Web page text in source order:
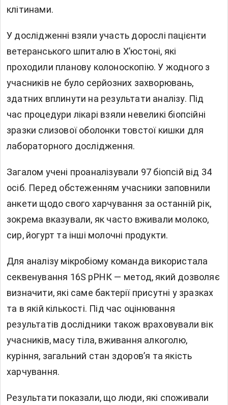
клітинами.
У дослідженні взяли участь дорослі пацієнти
ветеранського шпиталю в Х’юстоні, які
проходили планову колоноскопію. У жодного з
учасників не було серйозних захворювань,
здатних вплинути на результати аналізу. Під
час процедури лікарі взяли невеликі біопсійні
зразки слизової оболонки товстої кишки для
лабораторного дослідження.
Загалом учені проаналізували 97 біопсій від 34
осіб. Перед обстеженням учасники заповнили
анкети щодо свого харчування за останній рік,
зокрема вказували, як часто вживали молоко,
сир, йогурт та інші молочні продукти.
Для аналізу мікробіому команда використала
секвенування 16S рРНК — метод, який дозволяє
визначити, які саме бактерії присутні у зразках
та в якій кількості. Під час оцінювання
результатів дослідники також враховували вік
учасників, масу тіла, вживання алкоголю,
куріння, загальний стан здоров’я та якість
харчування.
Результати показали, що люди, які споживали